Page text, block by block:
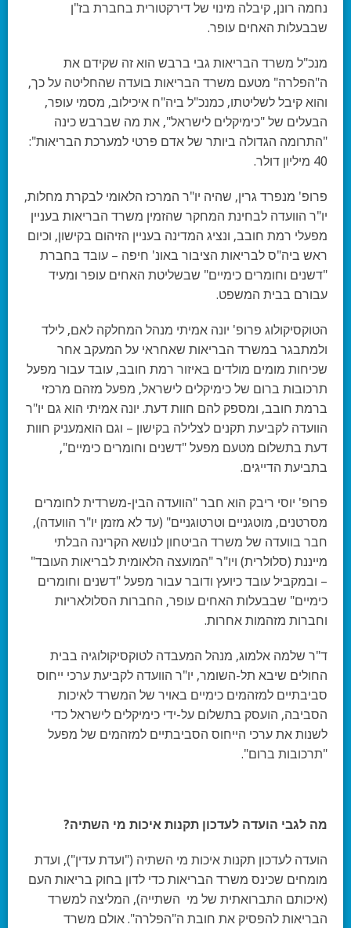
נחמה רונן, קיבלה מינוי של דירקטורית בחברת בז"ן
שבבעלות האחים עופר.
מנכ"ל משרד הבריאות גבי ברבש הוא זה שקידם את
ה"הפלרה" מטעם משרד הבריאות בועדה שהחליטה על כך,
והוא קיבל לשליטתו, כמנכ"ל ביה"ח איכילוב, מסמי עופר,
הבעלים של "כימיקלים לישראל", את מה שברבש כינה
"התרומה הגדולה ביותר של אדם פרטי למערכת הבריאות":
40 מיליון דולר.
פרופ' מנפרד גרין, שהיה יו"ר המרכז הלאומי לבקרת מחלות,
יו"ר הוועדה לבחינת המחקר שהזמין משרד הבריאות בעניין
מפעלי רמת חובב, ונציג המדינה בעניין הזיהום בקישון, וכיום
ראש ביה"ס לבריאות הציבור באונ' חיפה – עובד בחברת
"דשנים וחומרים כימיים" שבשליטת האחים עופר ומעיד
עבורם בבית המשפט.
הטוקסיקולוג פרופ' יונה אמיתי מנהל המחלקה לאם, לילד
ולמתבגר במשרד הבריאות שאחראי על המעקב אחר
שכיחות מומים מולדים באיזור רמת חובב, עובד עבור מפעל
תרכובות ברום של כימיקלים לישראל, מפעל מזהם מרכזי
ברמת חובב, ומספק להם חוות דעת. יונה אמיתי הוא גם יו"ר
הוועדה לקביעת תקנים לצלילה בקישון – וגם הואמעניק חוות
דעת בתשלום מטעם מפעל "דשנים וחומרים כימיים",
בתביעת הדייגים.
פרופ' יוסי ריבק הוא חבר "הוועדה הבין-משרדית לחומרים
מסרטנים, מוטגניים וטרטוגניים" (עד לא מזמן יו"ר הוועדה),
חבר בוועדה של משרד הביטחון לנושא הקרינה הבלתי
מייננת (סלולרית) ויו"ר "המועצה הלאומית לבריאות העובד"
– ובמקביל עובד כיועץ ודובר עבור מפעל "דשנים וחומרים
כימיים" שבבעלות האחים עופר, החברות הסלולאריות
וחברות מזהמות אחרות.
ד"ר שלמה אלמוג, מנהל המעבדה לטוקסיקולוגיה בבית
החולים שיבא תל-השומר, יו"ר הוועדה לקביעת ערכי ייחוס
סביבתיים למזהמים כימיים באויר של המשרד לאיכות
הסביבה, הועסק בתשלום על-ידי כימיקלים לישראל כדי
לשנות את ערכי הייחוס הסביבתיים למזהמים של מפעל
"תרכובות ברום".
מה לגבי הועדה לעדכון תקנות איכות מי השתיה?
הועדה לעדכון תקנות איכות מי השתיה ("ועדת עדין"), ועדת
מומחים שכינס משרד הבריאות כדי לדון בחוק בריאות העם
(איכותם התברואתית של מי השתייה), המליצה למשרד
הבריאות להפסיק את חובת ה"הפלרה". אולם משרד